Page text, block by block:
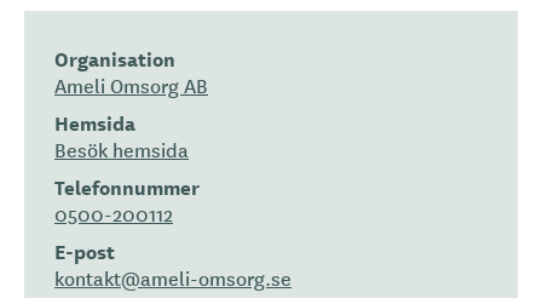
Organisation
Ameli Omsorg AB
Hemsida
Besök hemsida
Telefonnummer
0500-200112
E-post
kontakt@ameli-omsorg.se